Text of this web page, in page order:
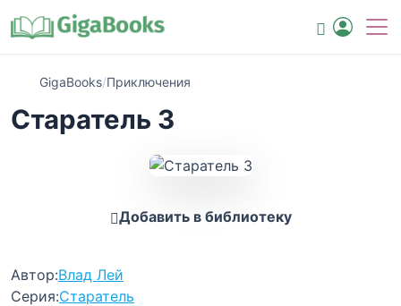
GigaBooks/Приключения
Старатель 3
Добавить в библиотеку
Автор:Влад Лей
Серия:Старатель